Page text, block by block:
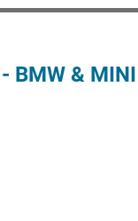
BMW & MINI